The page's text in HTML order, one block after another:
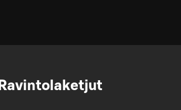
Ravintolaketjut